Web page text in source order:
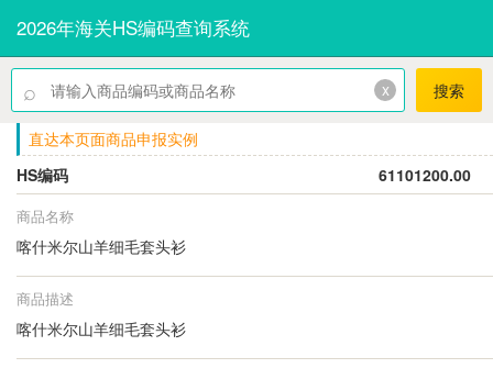
2026年海关HS编码查询系统
⌕ x 搜索
直达本页面商品申报实例
HS编码
61101200.00
商品名称
喀什米尔山羊细毛套头衫
商品描述
喀什米尔山羊细毛套头衫